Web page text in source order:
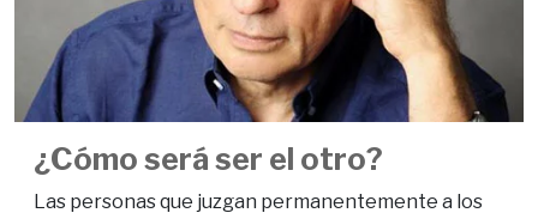
¿Cómo será ser el otro?
Las personas que juzgan permanentemente a los